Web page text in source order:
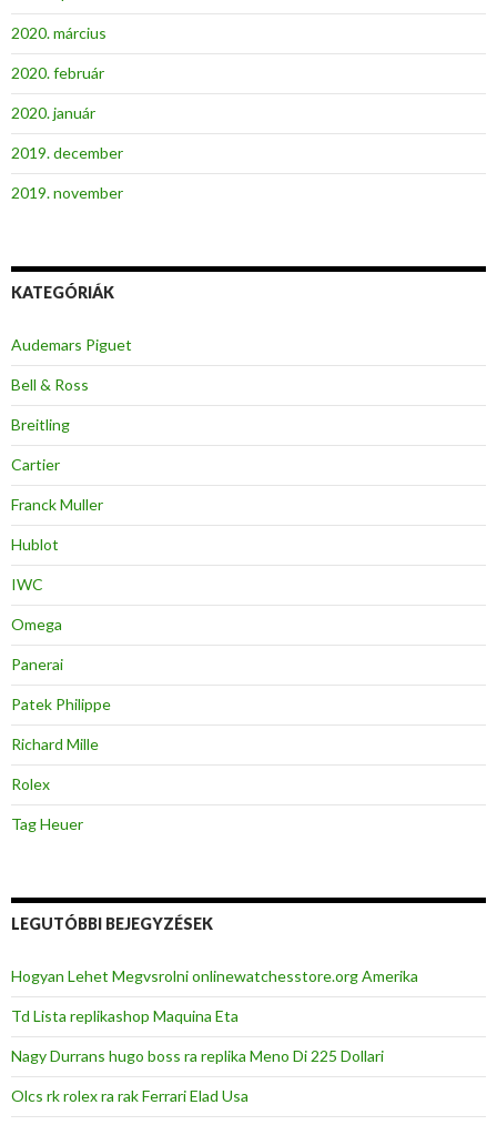
2020. március
2020. február
2020. január
2019. december
2019. november
KATEGÓRIÁK
Audemars Piguet
Bell & Ross
Breitling
Cartier
Franck Muller
Hublot
IWC
Omega
Panerai
Patek Philippe
Richard Mille
Rolex
Tag Heuer
LEGUTÓBBI BEJEGYZÉSEK
Hogyan Lehet Megvsrolni onlinewatchesstore.org Amerika
Td Lista replikashop Maquina Eta
Nagy Durrans hugo boss ra replika Meno Di 225 Dollari
Olcs rk rolex ra rak Ferrari Elad Usa